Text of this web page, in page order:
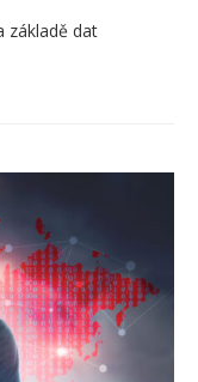
základě dat